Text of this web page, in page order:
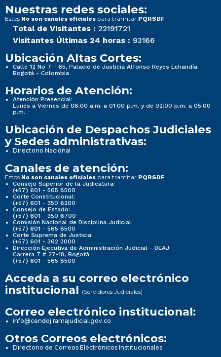
Nuestras redes sociales:
Estos No son canales oficiales para tramitar PQRSDF
Total de Visitantes : 22191721
Visitantes Últimas 24 horas : 93166
Ubicación Altas Cortes:
Calle 12 No 7 - 65, Palacio de Justicia Alfonso Reyes Echandía
Bogotá - Colombia
Horarios de Atención:
Atención Presencial:
Lunes a Viernes de 08:00 a.m. a 01:00 p.m. y de 02:00 p.m. a 05:00
p.m.
Ubicación de Despachos Judiciales
y Sedes administrativas:
Directorio Nacional
Canales de atención:
Estos No son canales oficiales para tramitar PQRSDF
Consejo Superior de la Judicatura:
(+57) 601 - 565 8500
Corte Constitucional:
(+57) 601 - 350 6200
Consejo de Estado:
(+57) 601 - 350 6700
Comisión Nacional de Disciplina Judicial:
(+57) 601 - 565 8500
Corte Suprema de Justicia:
(+57) 601 - 362 2000
Dirección Ejecutiva de Administración Judicial - DEAJ:
Carrera 7 # 27-18, Bogotá
(+57) 601 - 565 8500
Acceda a su correo electrónico
institucional (Servidores Judiciales)
Correo electrónico institucional:
info@cendoj.ramajudicial.gov.co
Otros Correos electrónicos:
Directorio de Correos Electrónicos Institucionales